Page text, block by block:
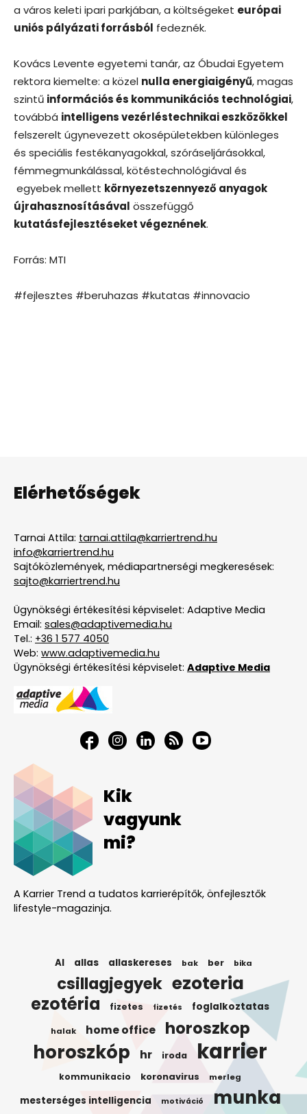
a város keleti ipari parkjában, a költségeket európai
uniós pályázati forrásból fedeznék.
Kovács Levente egyetemi tanár, az Óbudai Egyetem
rektora kiemelte: a közel nulla energiaigényű, magas
szintű információs és kommunikációs technológiai,
továbbá intelligens vezérléstechnikai eszközökkel
felszerelt úgynevezett okosépületekben különleges
és speciális festékanyagokkal, szóráseljárásokkal,
fémmegmunkálással, kötéstechnológiával és
egyebek mellett környezetszennyező anyagok
újrahasznosításával összefüggő
kutatásfejlesztéseket végeznének.
Forrás: MTI
#fejlesztes #beruhazas #kutatas #innovacio
Elérhetőségek
Tarnai Attila: tarnai.attila@karriertrend.hu
info@karriertrend.hu
Sajtóközlemények, médiapartnerségi megkeresések:
sajto@karriertrend.hu
Ügynökségi értékesítési képviselet: Adaptive Media
Email: sales@adaptivemedia.hu
Tel.: +36 1 577 4050
Web: www.adaptivemedia.hu
Ügynökségi értékesítési képviselet: Adaptive Media
Kik
vagyunk
mi?
A Karrier Trend a tudatos karrierépítők, önfejlesztők
lifestyle-magazinja.
AI allas allaskereses bak ber bika
csillagjegyek ezoteria
ezotéria fizetes fizetés foglalkoztatas
halak home office horoszkop
horoszkóp hr iroda karrier
kommunikacio koronavirus merleg
mesterséges intelligencia motiváció munka